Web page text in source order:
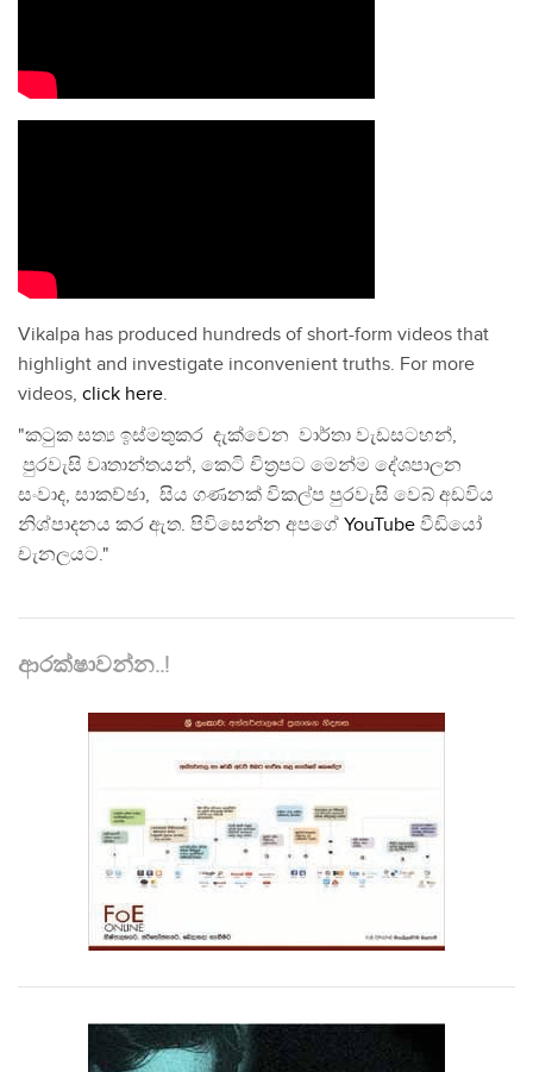
Vikalpa has produced hundreds of short-form videos that
highlight and investigate inconvenient truths. For more
videos, click here.
"කටුක සත්‍ය ඉස්මතුකර දැක්වෙන වාර්තා වැඩසටහන්,
පුරවැසි වෘතාන්තයන්, කෙටි චිත්‍රපට මෙන්ම දේශපාලන
සංවාද, සාකච්ඡා, සිය ගණනක් විකල්ප පුරවැසි වෙබ් අඩවිය
නිශ්පාදනය කර ඇත. පිවිසෙන්න අපගේ YouTube වීඩියෝ
චැනලයට."
ආරක්ෂාවන්න..!